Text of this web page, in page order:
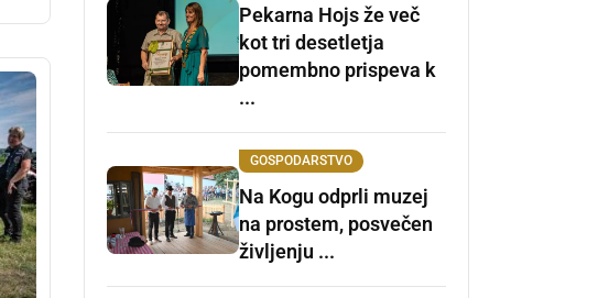
Pekarna Hojs že več
kot tri desetletja
pomembno prispeva k
...
GOSPODARSTVO
Na Kogu odprli muzej
na prostem, posvečen
življenju ...